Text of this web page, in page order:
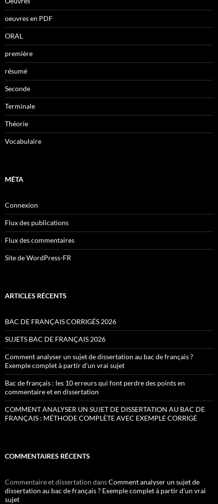
oeuvres en PDF
ORAL
première
résumé
Seconde
Terminale
Théorie
Vocabulaire
MÉTA
Connexion
Flux des publications
Flux des commentaires
Site de WordPress-FR
ARTICLES RÉCENTS
BAC DE FRANÇAIS CORRIGÉS 2026
SUJETS BAC DE FRANÇAIS 2026
Comment analyser un sujet de dissertation au bac de français ?
Exemple complet à partir d’un vrai sujet
Bac de français : les 10 erreurs qui font perdre des points en
commentaire et en dissertation
COMMENT ANALYSER UN SUJET DE DISSERTATION AU BAC DE
FRANÇAIS : MÉTHODE COMPLÈTE AVEC EXEMPLE CORRIGÉ
COMMENTAIRES RÉCENTS
Commentaire et dissertation dansComment analyser un sujet de
dissertation au bac de français ? Exemple complet à partir d’un vrai
sujet